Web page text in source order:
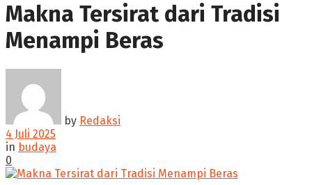
Makna Tersirat dari Tradisi
Menampi Beras
by Redaksi
4 Juli 2025
in budaya
0